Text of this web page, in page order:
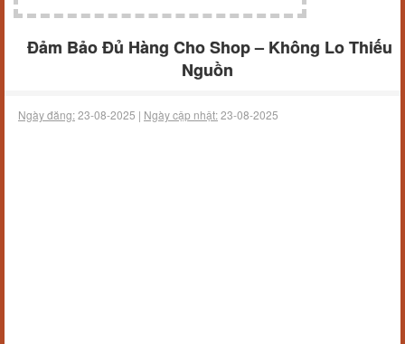
Đảm Bảo Đủ Hàng Cho Shop – Không Lo Thiếu
Nguồn
Ngày đăng:23-08-2025 | Ngày cập nhật:23-08-2025